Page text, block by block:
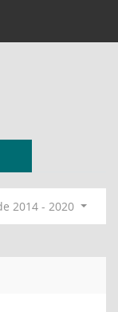
2014 - 2020